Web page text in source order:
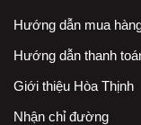
Hướng dẫn mua
Hướng dẫn thanh
Giới thiệu Hòa Thịnh
Nhận chỉ đường